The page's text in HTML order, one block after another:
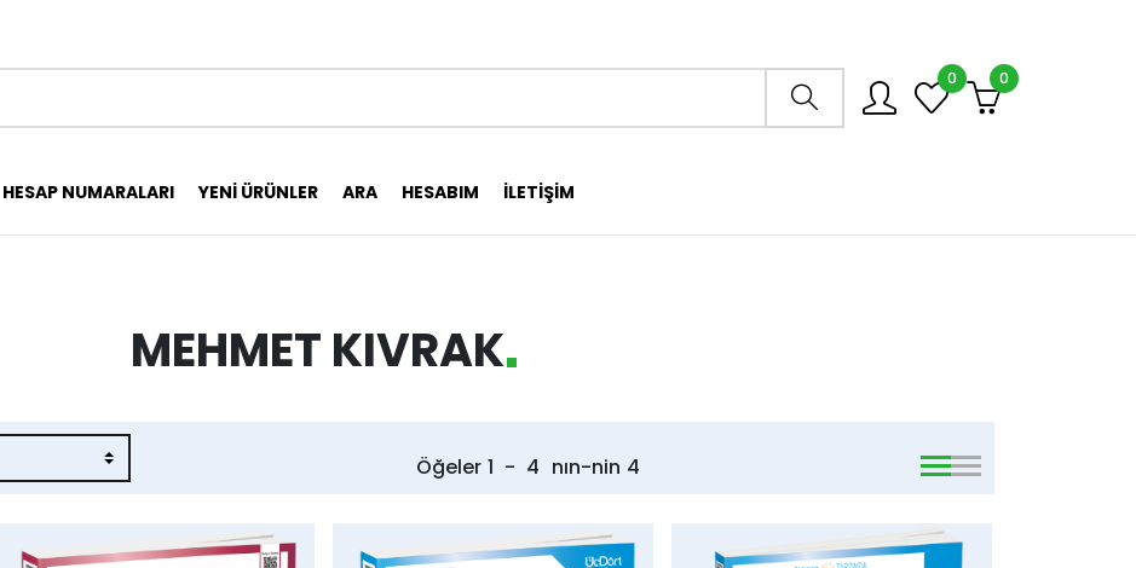
Arama mağazası
0 0
HESAP NUMARALARI YENI ÜRÜNLER ARA HESABIM İLETIŞIM
MEHMET KIVRAK
Öğeler 1 - 4 nın-nin 4